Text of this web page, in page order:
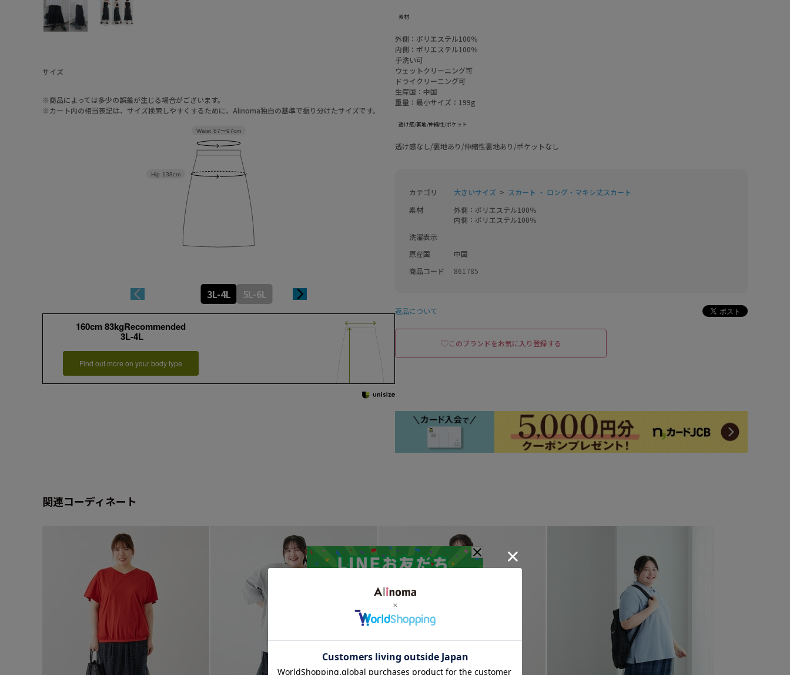
サイズ
※商品によっては多少の誤差が生じる場合がございます。
※カート内の相当表記は、サイズ検索しやすくするために、Alinoma独自の基準で振り分けたサイズです。
Hip 138cm
Waist 87〜97cm
3L-4L 5L-6L
160cm 83kgRecommended
3L-4L
Find out more on your body type
素材
外側：ポリエステル100％
内側：ポリエステル100％
手洗い可
ウェットクリーニング可
ドライクリーニング可
生産国：中国
重量：最小サイズ：199g
透け感/裏地/伸縮性/ポケット
透け感なし/裏地あり/伸縮性裏地あり/ポケットなし
カテゴリ 大きいサイズ
スカート ・ ロング・マキシ丈スカート
素材
外側：ポリエステル100％
内側：ポリエステル100％
洗濯表示
原産国
中国
商品コード
861785
返品について
このブランドをお気に入り登録する
関連コーディネート